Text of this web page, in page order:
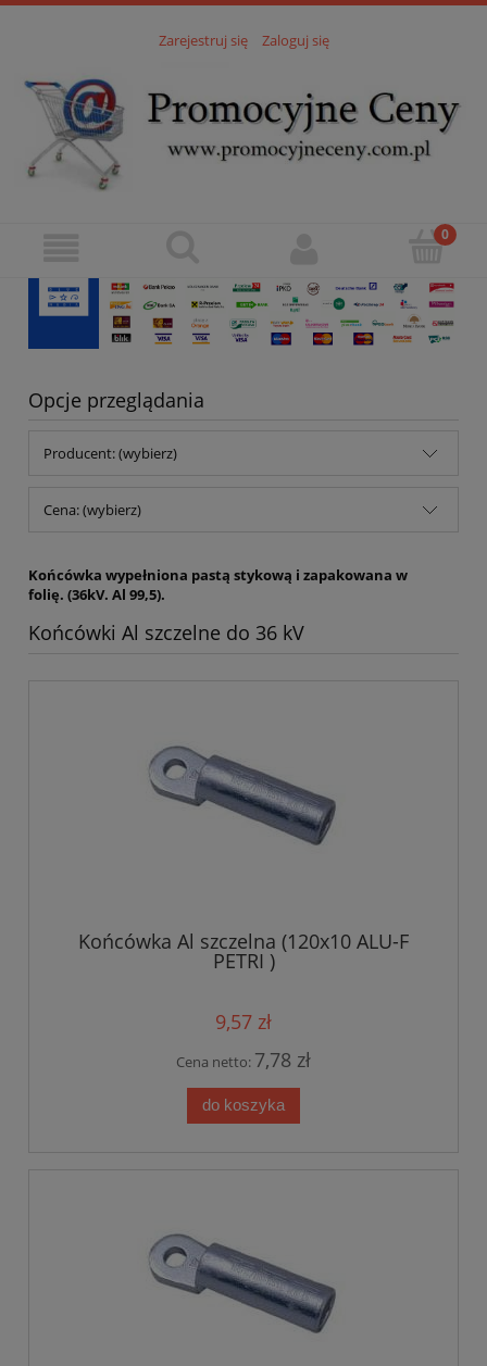
Zarejestruj się Zaloguj się
Opcje przeglądania
Producent: (wybierz)
Cena: (wybierz)
Końcówka wypełniona pastą stykową i zapakowana w
folię. (36kV. Al 99,5).
Końcówki Al szczelne do 36 kV
Końcówka Al szczelna (120x10 ALU-F
PETRI )
9,57 zł
Cena netto: 7,78 zł
do koszyka